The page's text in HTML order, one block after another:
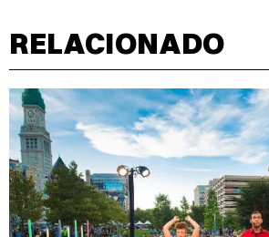
RELACIONADO